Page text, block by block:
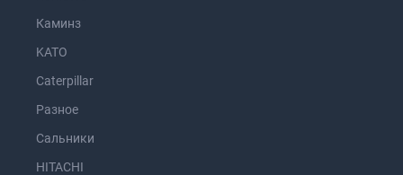
Каминз
KATO
Caterpillar
Разное
Сальники
HITACHI